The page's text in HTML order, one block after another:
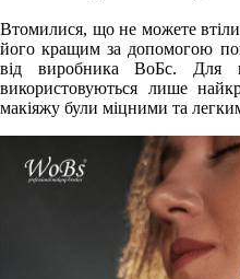
Втомилися, що не можете
його кращим за допомогою
від виробника ВоБс. Для
використовуються лише
макіяжу були міцними та